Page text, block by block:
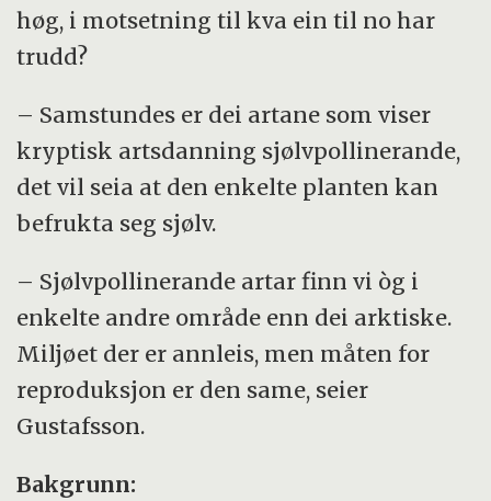
høg, i motsetning til kva ein til no har
trudd?
– Samstundes er dei artane som viser
kryptisk artsdanning sjølvpollinerande,
det vil seia at den enkelte planten kan
befrukta seg sjølv.
– Sjølvpollinerande artar finn vi òg i
enkelte andre område enn dei arktiske.
Miljøet der er annleis, men måten for
reproduksjon er den same, seier
Gustafsson.
Bakgrunn: